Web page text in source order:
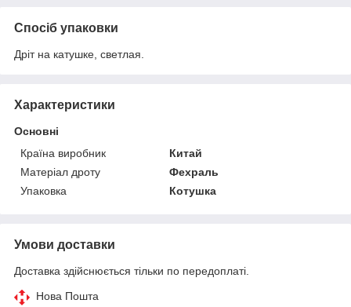
Спосіб упаковки
Дріт на катушке, светлая.
Характеристики
Основні
Країна виробник
Китай
Матеріал дроту
Фехраль
Упаковка
Котушка
Умови доставки
Доставка здійснюється тільки по передоплаті.
Нова Пошта